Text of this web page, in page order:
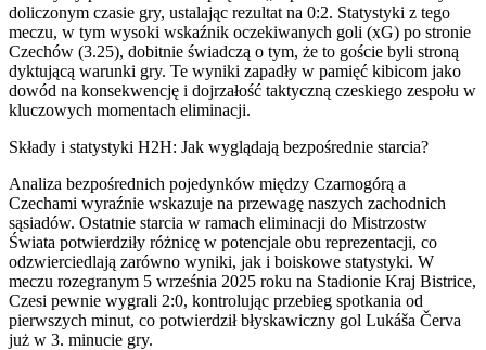
doliczonym czasie gry, ustalając rezultat na 0:2. Statystyki z tego
meczu, w tym wysoki wskaźnik oczekiwanych goli (xG) po stronie
Czechów (3.25), dobitnie świadczą o tym, że to goście byli stroną
dyktującą warunki gry. Te wyniki zapadły w pamięć kibicom jako
dowód na konsekwencję i dojrzałość taktyczną czeskiego zespołu w
kluczowych momentach eliminacji.
Składy i statystyki H2H: Jak wyglądają bezpośrednie starcia?
Analiza bezpośrednich pojedynków między Czarnogórą a
Czechami wyraźnie wskazuje na przewagę naszych zachodnich
sąsiadów. Ostatnie starcia w ramach eliminacji do Mistrzostw
Świata potwierdziły różnicę w potencjale obu reprezentacji, co
odzwierciedlają zarówno wyniki, jak i boiskowe statystyki. W
meczu rozegranym 5 września 2025 roku na Stadionie Kraj Bistrice,
Czesi pewnie wygrali 2:0, kontrolując przebieg spotkania od
pierwszych minut, co potwierdził błyskawiczny gol Lukáša Červa
już w 3. minucie gry.